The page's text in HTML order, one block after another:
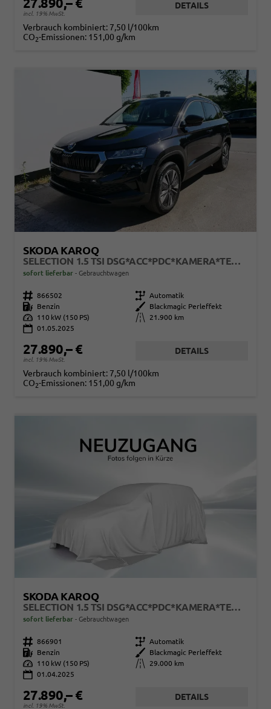
incl. 19% MwSt.
DETAILS
Verbrauch kombiniert: 7,50 l/100km
CO2-Emissionen: 151,00 g/km
SKODA KAROQ
SELECTION 1.5 TSI DSG*ACC*PDC*KAMERA*TEMPOMAT*LED*SMARTLINK*KLIMA*RADIO*17-ZOLL
sofort lieferbar Gebrauchtwagen
Fahrzeugnr. 866502 Getriebe Automatik
Kraftstoff
Benzin Außenfarbe
Blackmagic Perleffekt
Leistung
110 kW (150 PS) Kilometerstand
21.900 km
01.05.2025
27.890,– €
incl. 19% MwSt.
DETAILS
Verbrauch kombiniert: 7,50 l/100km
CO2-Emissionen: 151,00 g/km
SKODA KAROQ
SELECTION 1.5 TSI DSG*ACC*PDC*KAMERA*TEMPOMAT*LED*SMARTLINK*KLIMA*RADIO*17-ZOLL
sofort lieferbar Gebrauchtwagen
Fahrzeugnr. 866901 Getriebe Automatik
Kraftstoff
Benzin Außenfarbe
Blackmagic Perleffekt
Leistung
110 kW (150 PS) Kilometerstand
29.000 km
01.04.2025
27.890,– €
incl. 19% MwSt.
DETAILS